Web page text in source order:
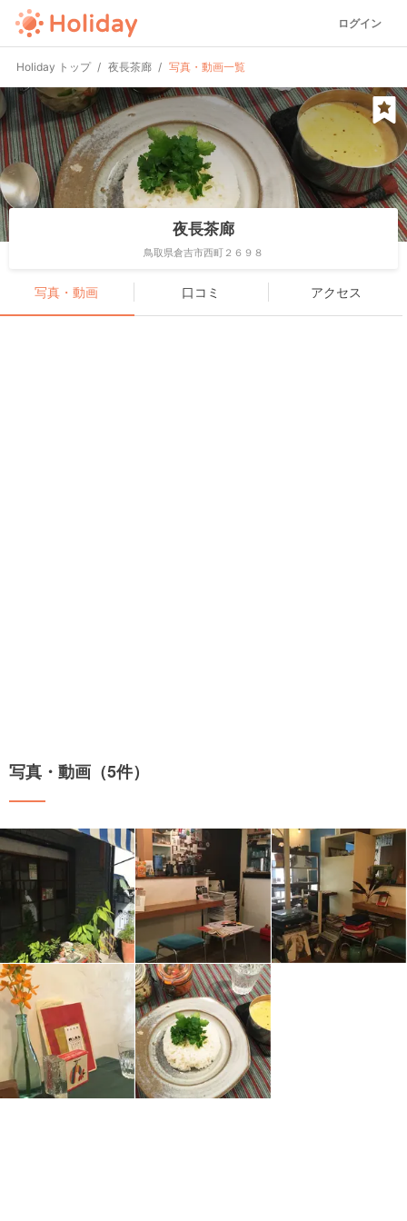
ログイン
Holiday トップ 夜長茶廊 写真・動画一覧
夜長茶廊
鳥取県倉吉市西町２６９８
写真・動画 口コミ アクセス
写真・動画（5件）